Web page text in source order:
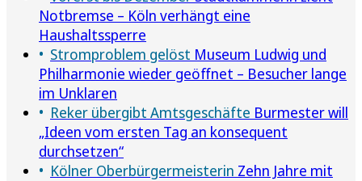
Notbremse – Köln verhängt eine
Haushaltssperre
Stromproblem gelöst Museum Ludwig und
Philharmonie wieder geöffnet – Besucher lange
im Unklaren
Reker übergibt Amtsgeschäfte Burmester will
„Ideen vom ersten Tag an konsequent
durchsetzen“
Kölner Oberbürgermeisterin Zehn Jahre mit